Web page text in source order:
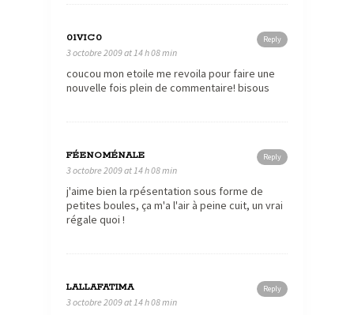
Reply
01VIC0
3 octobre 2009 at 14 h 08 min
coucou mon etoile me revoila pour faire une
nouvelle fois plein de commentaire! bisous
Reply
FÉENOMÉNALE
3 octobre 2009 at 14 h 08 min
j'aime bien la rpésentation sous forme de
petites boules, ça m'a l'air à peine cuit, un vrai
régale quoi !
Reply
LALLAFATIMA
3 octobre 2009 at 14 h 08 min